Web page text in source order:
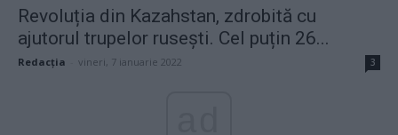
Revoluția din Kazahstan, zdrobită cu
ajutorul trupelor rusești. Cel puțin 26...
Redacţia vineri, 7 ianuarie 2022 3